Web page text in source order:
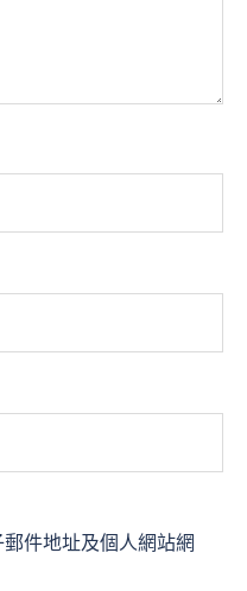
件地址及個人網站網